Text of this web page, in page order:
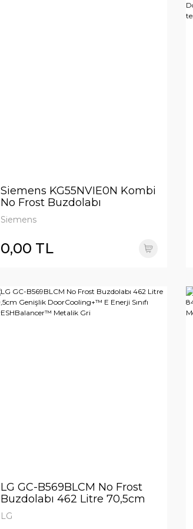
Siemens KG55NVIE0N Kombi
No Frost Buzdolabı
Siemens
0,00 TL
LG GC-B569BLCM No Frost
Buzdolabı 462 Litre 70,5cm
Genişlik DoorCooling+™ E
Enerji Sınıfı FRESHBalancer™
LG